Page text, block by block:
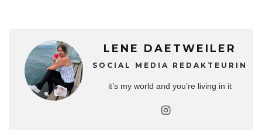
LENE DAETWEILER
SOCIAL MEDIA REDAKTEURIN
it’s my world and you’re living in it